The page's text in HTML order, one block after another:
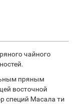
чайного
пряным
восточной
специй Масала ти